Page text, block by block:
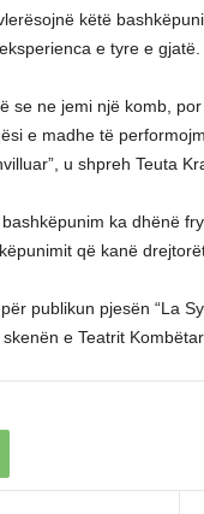
këtë
e tyre e gjatë.
se ne jemi një komb,
e madhe të
u shpreh Teuta
ka dhënë
që kanë
publikun pjesën “La
e Teatrit